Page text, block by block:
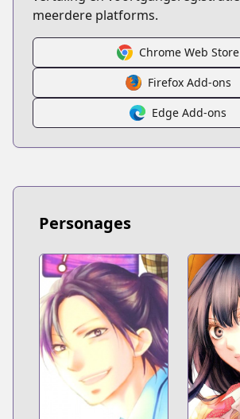
meerdere platforms.
Chrome Web Store
Firefox Add-ons
Edge Add-ons
Personages